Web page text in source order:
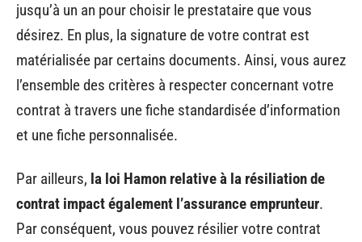
jusqu’à un an pour choisir le prestataire que vous
désirez. En plus, la signature de votre contrat est
matérialisée par certains documents. Ainsi, vous aurez
l’ensemble des critères à respecter concernant votre
contrat à travers une fiche standardisée d’information
et une fiche personnalisée.
Par ailleurs, la loi Hamon relative à la résiliation de
contrat impact également l’assurance emprunteur.
Par conséquent, vous pouvez résilier votre contrat